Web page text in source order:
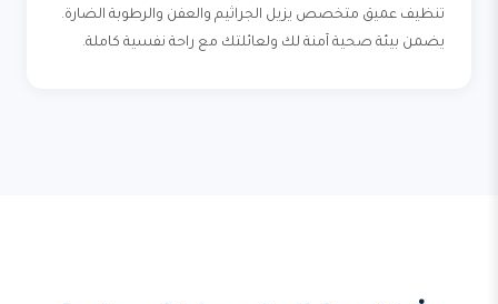
تنظيف عميق متخصص يزيل الجراثيم والعفن والرطوبة الضارة.
يضمن بيئة صحية آمنة لك ولعائلتك مع راحة نفسية كاملة.